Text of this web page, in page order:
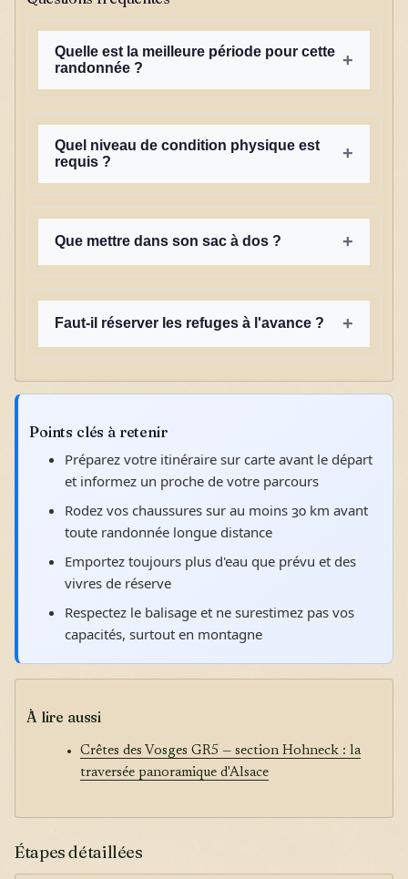
Quelle est la meilleure période pour cette
randonnée ?
+
Quel niveau de condition physique est
requis ?
+
Que mettre dans son sac à dos ? +
Faut-il réserver les refuges à l'avance ? +
Points clés à retenir
Préparez votre itinéraire sur carte avant le départ
et informez un proche de votre parcours
Rodez vos chaussures sur au moins 30 km avant
toute randonnée longue distance
Emportez toujours plus d'eau que prévu et des
vivres de réserve
Respectez le balisage et ne surestimez pas vos
capacités, surtout en montagne
À lire aussi
Crêtes des Vosges GR5 — section Hohneck : la
traversée panoramique d'Alsace
Étapes détaillées